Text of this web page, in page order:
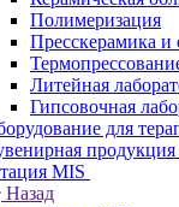
Полимеризация
Пресскерамика и
Литейная
Гипсовочная
для
MIS
Назад